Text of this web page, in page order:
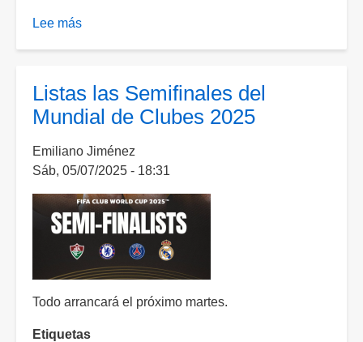
Lee más
Fluminense
a
la
Final
del
Mundial
de
Clubes
Listas las Semifinales del
Mundial de Clubes 2025
Emiliano Jiménez
Sáb, 05/07/2025 - 18:31
Todo arrancará el próximo martes.
Etiquetas